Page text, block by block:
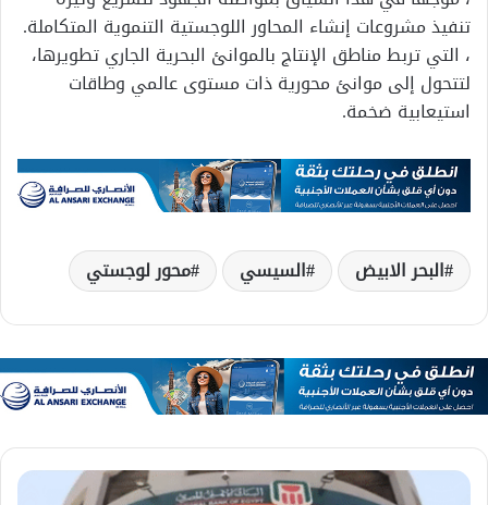
تنفيذ مشروعات إنشاء المحاور اللوجستية التنموية المتكاملة.
، التي تربط مناطق الإنتاج بالموانئ البحرية الجاري تطويرها،
لتتحول إلى موانئ محورية ذات مستوى عالمي وطاقات
استيعابية ضخمة.
البحر الابيض السيسي محور لوجستي